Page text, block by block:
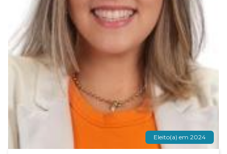
Eleito(a) em 2024